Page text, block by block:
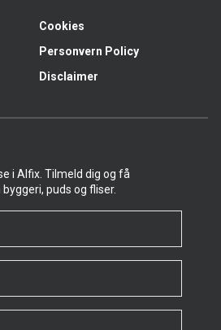
Cookies
Personvern Policy
Disclaimer
i Alfix. Tilmeld dig og få
puds og fliser.